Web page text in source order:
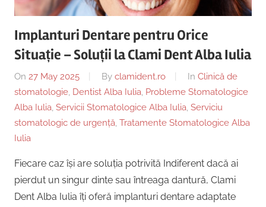
Implanturi Dentare pentru Orice
Situație – Soluții la Clami Dent Alba Iulia
On 27 May 2025 By clamident.ro In Clinică de
stomatologie, Dentist Alba Iulia, Probleme Stomatologice
Alba Iulia, Servicii Stomatologice Alba Iulia, Serviciu
stomatologic de urgență, Tratamente Stomatologice Alba
Iulia
Fiecare caz își are soluția potrivită Indiferent dacă ai
pierdut un singur dinte sau întreaga dantură, Clami
Dent Alba Iulia îți oferă implanturi dentare adaptate